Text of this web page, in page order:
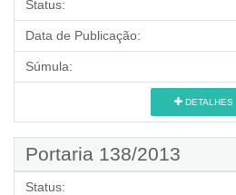
Status:
Data de Publicação:
Súmula:
DETALHES
Portaria 138/2013
Status: